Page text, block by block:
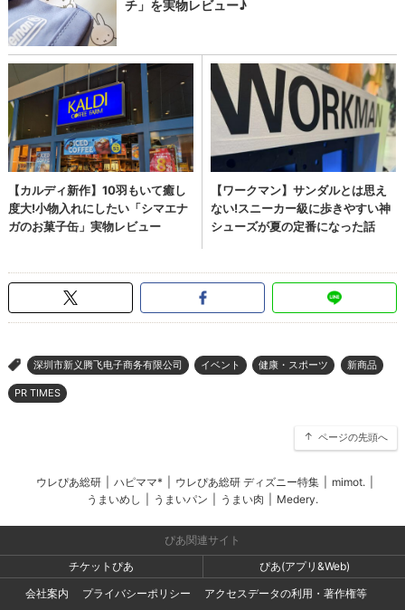
> 深圳市新义腾飞电子商务有限公司 イベント 健康・スポーツ 新商品
PR TIMES
ページの先頭へ
ウレぴあ総研 ハピママ* ウレぴあ総研 ディズニー特集 mimot.
うまいめし
うまいパン うまい肉 Medery.
ぴあ関連サイト
チケットぴあ
ぴあ(アプリ&Web)
会社案内
プライバシーポリシー
アクセスデータの利用・著作権等